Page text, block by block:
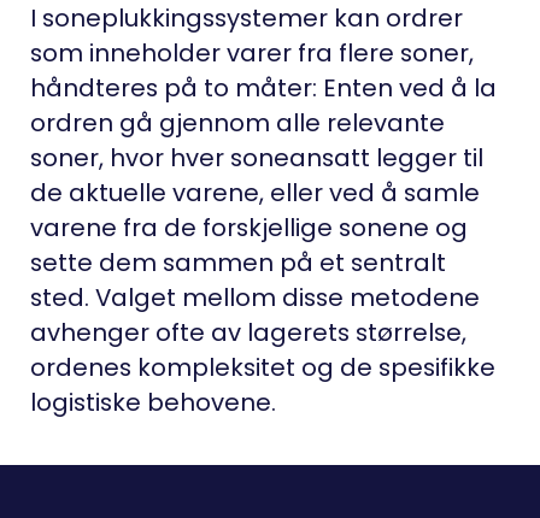
I soneplukkingssystemer kan ordrer
som inneholder varer fra flere soner,
håndteres på to måter: Enten ved å la
ordren gå gjennom alle relevante
soner, hvor hver soneansatt legger til
de aktuelle varene, eller ved å samle
varene fra de forskjellige sonene og
sette dem sammen på et sentralt
sted. Valget mellom disse metodene
avhenger ofte av lagerets størrelse,
ordenes kompleksitet og de spesifikke
logistiske behovene.